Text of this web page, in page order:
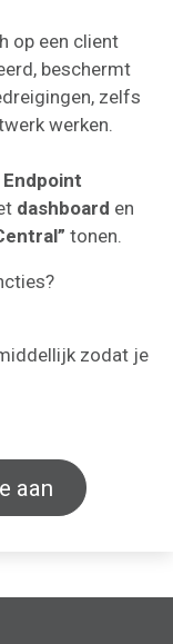
op een client
beschermt
zelfs
werken.
dashboard en
tonen.
zodat je
aan